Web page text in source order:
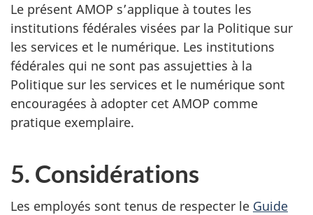
Le présent AMOP s’applique à toutes les
institutions fédérales visées par la Politique sur
les services et le numérique. Les institutions
fédérales qui ne sont pas assujetties à la
Politique sur les services et le numérique sont
encouragées à adopter cet AMOP comme
pratique exemplaire.
5. Considérations
Les employés sont tenus de respecter le Guide